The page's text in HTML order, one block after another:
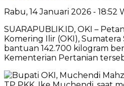
Rabu, 14 Januari 2026 - 18:52
SUARAPUBLIK.ID, OKI –
Komering Ilir (OKI),
bantuan 142.700 kilogram
Kementerian Pertanian